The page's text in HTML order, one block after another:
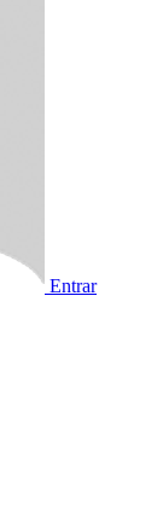
Entrar